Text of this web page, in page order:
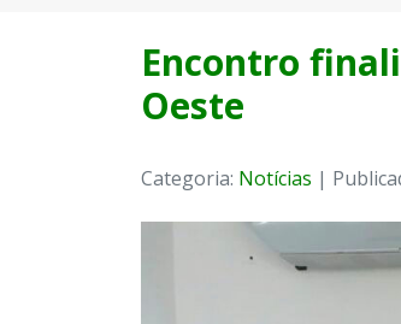
Encontro
Oeste
Categoria: Notícias |